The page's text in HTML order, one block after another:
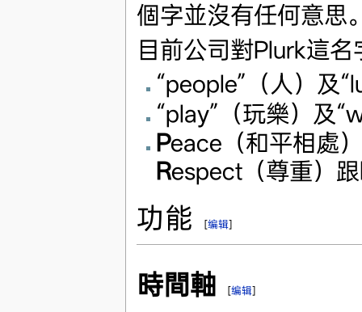
個字並沒有任何意思
目前公司對Plurk這
“people”（人）及
“play”（玩樂）及
Peace（和平相處
Respect（尊重）跟
功能 [编辑]
時間軸 [编辑]